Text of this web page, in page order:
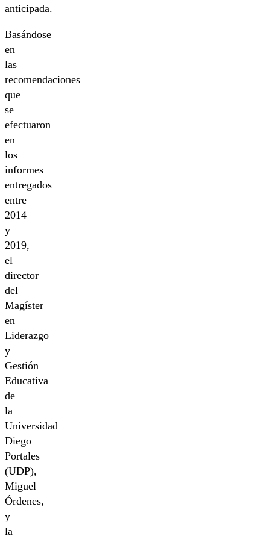
anticipada.
Basándose
en
las
recomendaciones
que
se
efectuaron
en
los
informes
entregados
entre
2014
y
2019,
el
director
del
Magíster
en
Liderazgo
y
Gestión
Educativa
de
la
Universidad
Diego
Portales
(UDP),
Miguel
Órdenes,
y
la